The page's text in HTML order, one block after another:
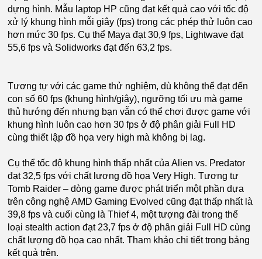
dựng hình. Mẫu laptop HP cũng đạt kết quả cao với tốc độ
xử lý khung hình mỗi giây (fps) trong các phép thử luôn cao
hơn mức 30 fps. Cụ thể Maya đạt 30,9 fps, Lightwave đạt
55,6 fps và Solidworks đạt đến 63,2 fps.
Tương tự với các game thử nghiệm, dù không thể đạt đến
con số 60 fps (khung hình/giây), ngưỡng tối ưu mà game
thủ hướng đến nhưng bạn vẫn có thể chơi được game với
khung hình luôn cao hơn 30 fps ở độ phân giải Full HD
cùng thiết lập đồ họa very high mà không bị lag.
Cụ thể tốc độ khung hình thấp nhất của Alien vs. Predator
đạt 32,5 fps với chất lượng đồ họa Very High. Tương tự
Tomb Raider – dòng game được phát triển một phần dựa
trên công nghệ AMD Gaming Evolved cũng đạt thấp nhất là
39,8 fps và cuối cùng là Thief 4, một tượng đài trong thể
loại stealth action đạt 23,7 fps ở độ phân giải Full HD cùng
chất lượng đồ họa cao nhất. Tham khảo chi tiết trong bảng
kết quả trên.